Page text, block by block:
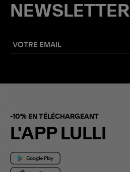
NEWSLETTER
-10% EN TÉLÉCHARGEANT
L'APP LULLI